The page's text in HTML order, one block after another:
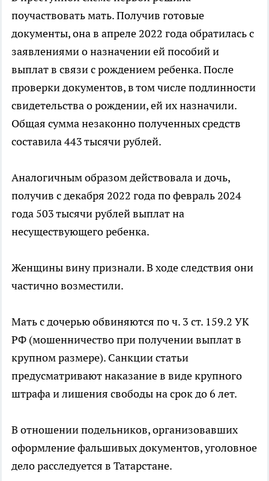
поучаствовать мать. Получив готовые
документы, она в апреле 2022 года обратилась с
заявлениями о назначении ей пособий и
выплат в связи с рождением ребенка. После
проверки документов, в том числе подлинности
свидетельства о рождении, ей их назначили.
Общая сумма незаконно полученных средств
составила 443 тысячи рублей.
Аналогичным образом действовала и дочь,
получив с декабря 2022 года по февраль 2024
года 503 тысячи рублей выплат на
несуществующего ребенка.
Женщины вину признали. В ходе следствия они
частично возместили.
Мать с дочерью обвиняются по ч. 3 ст. 159.2 УК
РФ (мошенничество при получении выплат в
крупном размере). Санкции статьи
предусматривают наказание в виде крупного
штрафа и лишения свободы на срок до 6 лет.
В отношении подельников, организовавших
оформление фальшивых документов, уголовное
дело расследуется в Татарстане.